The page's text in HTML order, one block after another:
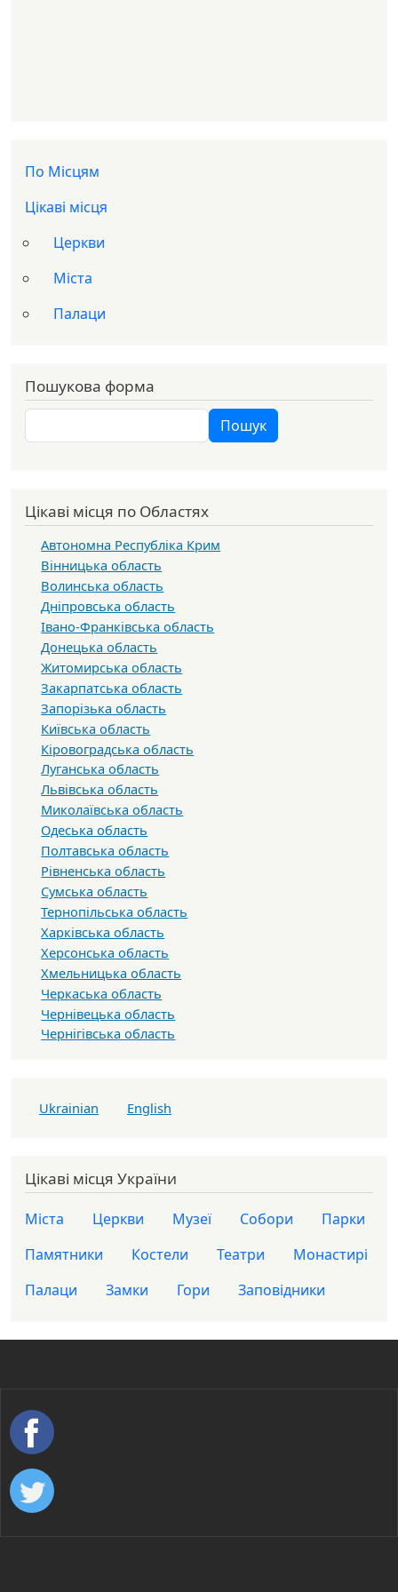
Доп меню
По Місцям
Цікаві місця
Церкви
Міста
Палаци
Пошукова форма
Пошук Пошук
Цікаві місця по Областях
Автономна Республіка Крим
Вінницька область
Волинська область
Дніпровська область
Івано-Франківська область
Донецька область
Житомирська область
Закарпатська область
Запорізька область
Київська область
Кіровоградська область
Луганська область
Львівська область
Миколаївська область
Одеська область
Полтавська область
Рівненська область
Сумська область
Тернопільська область
Харківська область
Херсонська область
Хмельницька область
Черкаська область
Чернівецька область
Чернігівська область
Ukrainian English
Цікаві місця України
Міста Церкви Музеї Собори
Парки
Памятники
Костели Театри
Монастирі
Палаци
Замки Гори Заповідники